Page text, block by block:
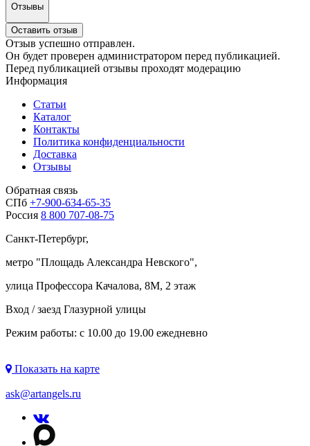
Отзывы
Оставить отзыв
Отзыв успешно отправлен.
Он будет проверен администратором перед публикацией.
Перед публикацией отзывы проходят модерацию
Информация
Статьи
Каталог
Контакты
Политика конфиденциальности
Доставка
Отзывы
Обратная связь
СПб +7-900-634-65-35
Россия 8 800 707-08-75
Санкт-Петербург,
метро "Площадь Александра Невского",
улица Профессора Качалова, 8М, 2 этаж
Вход / заезд Глазурной улицы
Режим работы: с 10.00 до 19.00 ежедневно
Показать на карте
ask@artangels.ru